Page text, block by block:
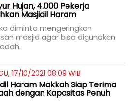
Hujan, 4.000 Pekerja
Masjidil Haram
diminta mengeringkan
masjid agar bisa digunakan
17/10/2021 08:09 WIB
Haram Makkah Siap Terima
dengan Kapasitas Penuh